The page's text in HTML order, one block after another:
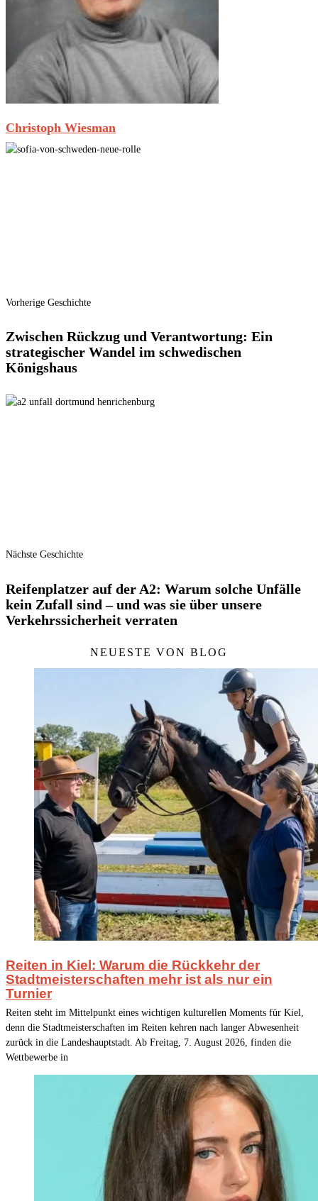
Christoph Wiesman
Vorherige Geschichte
Zwischen Rückzug und Verantwortung: Ein
strategischer Wandel im schwedischen
Königshaus
Nächste Geschichte
Reifenplatzer auf der A2: Warum solche Unfälle
kein Zufall sind – und was sie über unsere
Verkehrssicherheit verraten
NEUESTE VON BLOG
Reiten in Kiel: Warum die Rückkehr der
Stadtmeisterschaften mehr ist als nur ein
Turnier
Reiten steht im Mittelpunkt eines wichtigen kulturellen Moments für Kiel,
denn die Stadtmeisterschaften im Reiten kehren nach langer Abwesenheit
zurück in die Landeshauptstadt. Ab Freitag, 7. August 2026, finden die
Wettbewerbe in